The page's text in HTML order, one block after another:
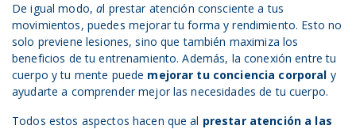
De igual modo, al prestar atención consciente a tus
movimientos, puedes mejorar tu forma y rendimiento. Esto no
solo previene lesiones, sino que también maximiza los
beneficios de tu entrenamiento. Además, la conexión entre tu
cuerpo y tu mente puede mejorar tu conciencia corporal y
ayudarte a comprender mejor las necesidades de tu cuerpo.
Todos estos aspectos hacen que al prestar atención a las